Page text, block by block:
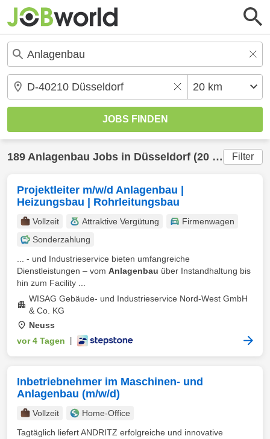
189 Anlagenbau Jobs in Düsseldorf (20 km) gefunden Filter
Projektleiter m/w/d Anlagenbau |
Heizungsbau | Rohrleitungsbau
Vollzeit Attraktive Vergütung
Firmenwagen
Sonderzahlung
... - und Industrieservice bieten umfangreiche
Dienstleistungen – vom Anlagenbau über Instandhaltung bis
hin zum Facility ...
WISAG Gebäude- und Industrieservice Nord-West GmbH
& Co. KG
Neuss
vor 4 Tagen
Inbetriebnehmer im Maschinen- und
Anlagenbau (m/w/d)
Vollzeit
Home-Office
Tagtäglich liefert ANDRITZ erfolgreiche und innovative